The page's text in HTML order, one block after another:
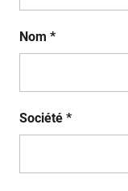
Nom *
Société *